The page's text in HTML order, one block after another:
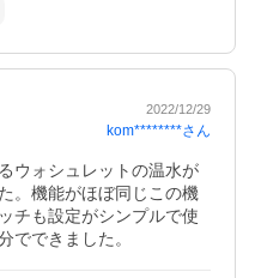
2022/12/29
kom********さん
ウォシュレットの温水が
。機能がほぼ同じこの機
チも設定がシンプルで使
でできました。